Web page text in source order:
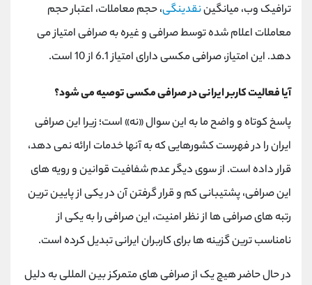
ترافیک وب، میانگیننقدینگی، حجم معاملات، اعتبار حجم
معاملات اعلام شده توسط صرافی و غیره به صرافی امتیاز می
دهد. این امتیاز، صرافی مکسی دارای امتیاز 6.1 از 10 است.
آیا فعالیت کاربر ایرانی در صرافی مکسی توصیه می شود؟
پاسخ کوتاه و واضح ما به این سوال «نه» است؛ زیرا این صرافی
ایران را در فهرست کشورهایی که به آنها خدمات ارائه نمی دهد،
قرار داده است. از سوی دیگر عدم شفافیت قوانین و رویه های
این صرافی، پشتیبانی کم و قرار گرفتن آن در یکی از پایین ترین
رتبه های صرافی ها از نظر امنیت، این صرافی را به یکی از
نامناسب ترین گزینه ها برای کاربران ایرانی تبدیل کرده است.
در حال حاضر هیچ یک از صرافی های متمرکز بین المللی به دلیل